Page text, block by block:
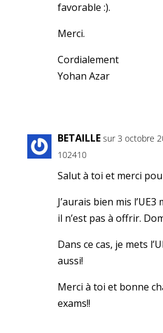
favorable :).
Merci.
Cordialement
Yohan Azar
BETAILLE sur 3 octobre
102410
Salut à toi et merci
J’aurais bien mis
il n’est pas à offrir.
Dans ce cas, je mets
aussi!
Merci à toi et bonne
exams!!